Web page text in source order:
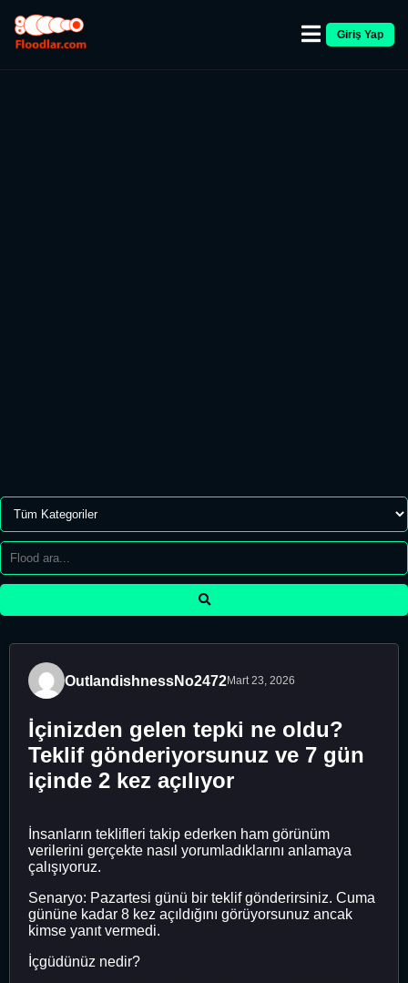
Giriş Yap
OutlandishnessNo2472Mart 23, 2026
İçinizden gelen tepki ne oldu?
Teklif gönderiyorsunuz ve 7 gün
içinde 2 kez açılıyor
İnsanların teklifleri takip ederken ham görünüm
verilerini gerçekte nasıl yorumladıklarını anlamaya
çalışıyoruz.
Senaryo: Pazartesi günü bir teklif gönderirsiniz. Cuma
gününe kadar 8 kez açıldığını görüyorsunuz ancak
kimse yanıt vermedi.
İçgüdünüz nedir?